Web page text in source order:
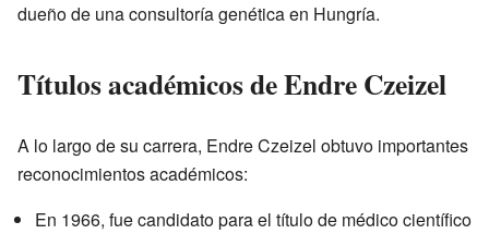
dueño de una consultoría genética en Hungría.
Títulos académicos de Endre Czeizel
A lo largo de su carrera, Endre Czeizel obtuvo importantes
reconocimientos académicos:
En 1966, fue candidato para el título de médico científico